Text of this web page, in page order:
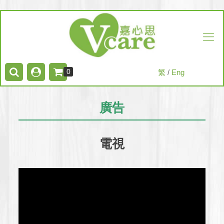
0 繁 / Eng
廣告
電視